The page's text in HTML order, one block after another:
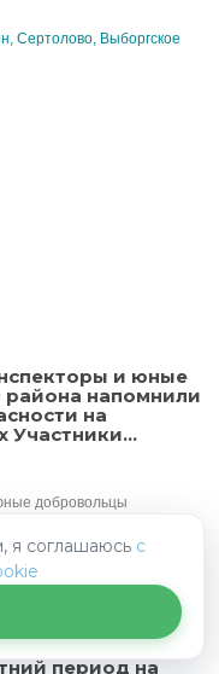
Сертолово, Выборгское
и юные
района напомнили
на
Участники...
добровольцы
о правилах безопасности
беседовали с
на дороге, всегда
осторожн...
участникам
принципах
период на
я соглашаюсь с